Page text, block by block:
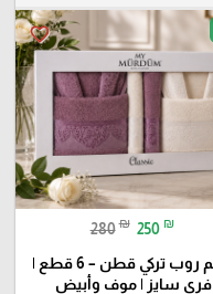
favorite_border
280 ₪ 250 ₪
طقم روب تركي قطن – 6 قطع |
فري سايز | موف وأبيض